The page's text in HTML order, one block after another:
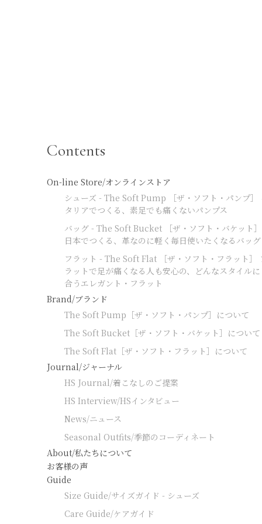
Contents
On-line Store/オンラインストア
シューズ - The Soft Pump ［ザ・ソフト・パンプ］
タリアでつくる、素足でも痛くないパンプス
バッグ - The Soft Bucket ［ザ・ソフト・バケット］
日本でつくる、革なのに軽く毎日使いたくなるバッグ
フラット - The Soft Flat ［ザ・ソフト・フラット］
ラットで足が痛くなる人も安心の、どんなスタイル
合うエレガント・フラット
Brand/ブランド
The Soft Pump［ザ・ソフト・パンプ］について
The Soft Bucket［ザ・ソフト・バケット］について
The Soft Flat［ザ・ソフト・フラット］について
Journal/ジャーナル
HS Journal/着こなしのご提案
HS Interview/HSインタビュー
News/ニュース
Seasonal Outfits/季節のコーディネート
About/私たちについて
お客様の声
Guide
Size Guide/サイズガイド - シューズ
Care Guide/ケアガイド